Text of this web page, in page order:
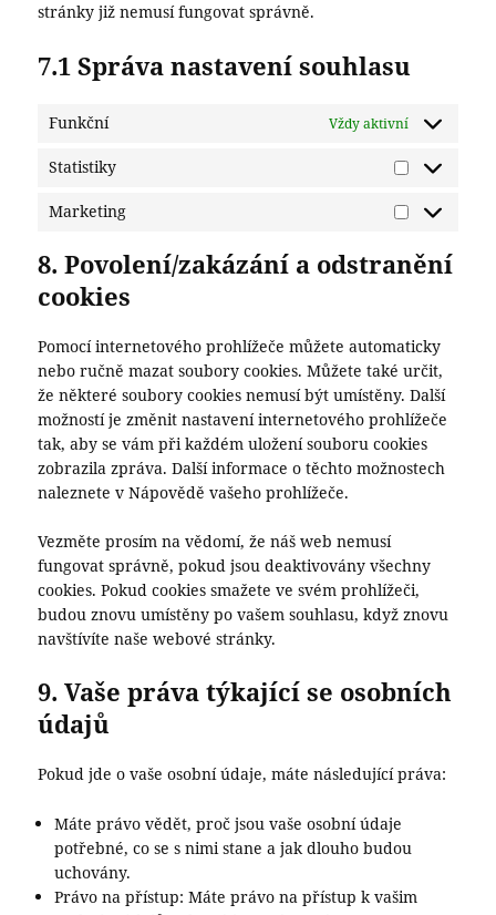
stránky již nemusí fungovat správně.
7.1 Správa nastavení souhlasu
Funkční Vždy aktivní
Statistiky
Statistiky
Marketing
Marketing
8. Povolení/zakázání a odstranění
cookies
Pomocí internetového prohlížeče můžete automaticky
nebo ručně mazat soubory cookies. Můžete také určit,
že některé soubory cookies nemusí být umístěny. Další
možností je změnit nastavení internetového prohlížeče
tak, aby se vám při každém uložení souboru cookies
zobrazila zpráva. Další informace o těchto možnostech
naleznete v Nápovědě vašeho prohlížeče.
Vezměte prosím na vědomí, že náš web nemusí
fungovat správně, pokud jsou deaktivovány všechny
cookies. Pokud cookies smažete ve svém prohlížeči,
budou znovu umístěny po vašem souhlasu, když znovu
navštívíte naše webové stránky.
9. Vaše práva týkající se osobních
údajů
Pokud jde o vaše osobní údaje, máte následující práva:
Máte právo vědět, proč jsou vaše osobní údaje
potřebné, co se s nimi stane a jak dlouho budou
uchovány.
Právo na přístup: Máte právo na přístup k vašim